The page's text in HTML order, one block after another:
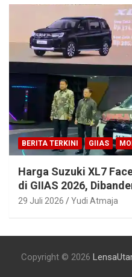
BERITA TERKINI GIIAS
Harga Suzuki XL7
di GIIAS 2026,
29 Juli 2026 Yudi Atmaja
Copyright © 2026